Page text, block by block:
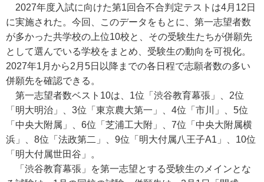
2027年度入試に向けた第1回合不合判定テストは4月12日
に実施された。今回、このデータをもとに、第一志望者数
が多かった共学校の上位10校と、その受験生たちが併願先
として選んでいる学校をまとめ、受験生の動向を可視化。
2027年1月から2月5日以降までの各日程で志願者数の多い
併願先を確認できる。
第一志望者数ベスト10は、1位「渋谷教育幕張」、2位
「明大明治」、3位「東京農大第一」、4位「市川」、5位
「中央大附属」、6位「芝浦工大附」、7位「中央大附属横
浜」、8位「法政第二」、9位「明大付属八王子A1」、10位
「明大付属世田谷」。
「渋谷教育幕張」を第一志望とする受験生のメインとな